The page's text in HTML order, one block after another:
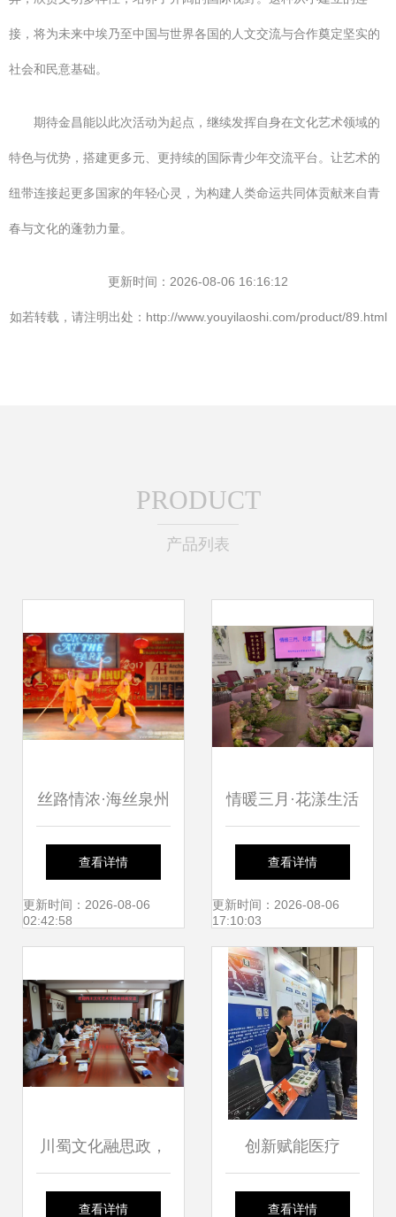
接，将为未来中埃乃至中国与世界各国的人文交流与合作奠定坚实的
社会和民意基础。
期待金昌能以此次活动为起点，继续发挥自身在文化艺术领域的
特色与优势，搭建更多元、更持续的国际青少年交流平台。让艺术的
纽带连接起更多国家的年轻心灵，为构建人类命运共同体贡献来自青
春与文化的蓬勃力量。
更新时间：2026-08-06 16:16:12
如若转载，请注明出处：http://www.youyilaoshi.com/product/89.html
PRODUCT
产品列表
丝路情浓·海丝泉州
——泉州文化艺术
团赴菲律宾马尼拉
查看详情
更新时间：2026-08-06
02:42:58
情暖三月·花漾生活
| 穗东街举办妇女
节禁毒主题插花活
动
查看详情
更新时间：2026-08-06
17:10:03
川蜀文化融思政，
艺术课堂谱新篇
查看详情
创新赋能医疗
Enclustra闪耀亮相
查看详情